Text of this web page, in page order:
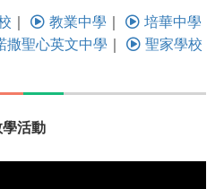
｜ 教業中學 ｜
培華中學
撒聖心英文中學 ｜ 聖家學校
活動